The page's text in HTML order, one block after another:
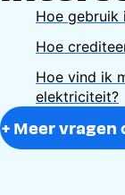
Hoe gebruik
Hoe
Hoe vind ik
elektriciteit?
+ Meer vragen